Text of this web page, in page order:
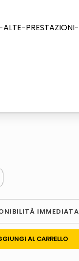
IMMEDIATA
AL CARRELLO